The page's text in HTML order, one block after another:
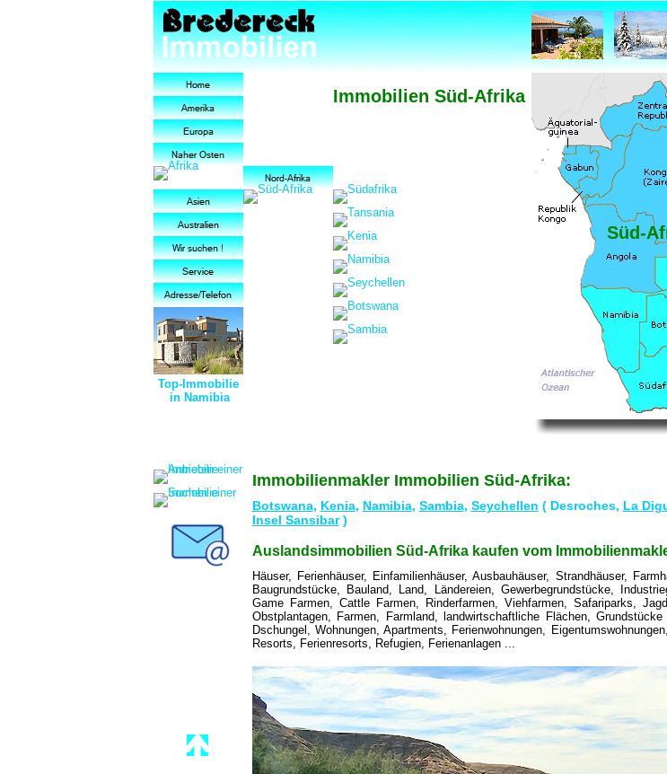
Immobilien Süd-Afrika
Botswana, Kenia, Namibia, Sambia, Seychellen ( Desroches, La
Insel Sansibar)
Häuser, Ferienhäuser, Einfamilienhäuser, Ausbauhäuser, Strandhäuser,
Baugrundstücke, Bauland, Land, Ländereien, Gewerbegrundstücke,
Game Farmen, Cattle Farmen, Rinderfarmen, Viehfarmen, Safariparks,
Obstplantagen, Farmen, Farmland, landwirtschaftliche Flächen,
Dschungel, Wohnungen, Apartments, Ferienwohnungen,
Resorts, Ferienresorts, Refugien, Ferienanlagen ...
Top-Immobilie
in Namibia
Immobilienmakler Immobilien Süd-Afrika:
Auslandsimmobilien Süd-Afrika kaufen vom
Süd-